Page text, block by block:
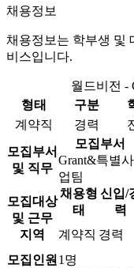
채용정보
채용정보는 학부생 및
비스입니다.
월드비전 -
형태
구분
계약직
경력
모집부서
및 직무
모집부서
Grant&특별사
업팀
모집대상
및 근무
지역
채용형
태
신입/
력
계약직 경력
모집인원 1명